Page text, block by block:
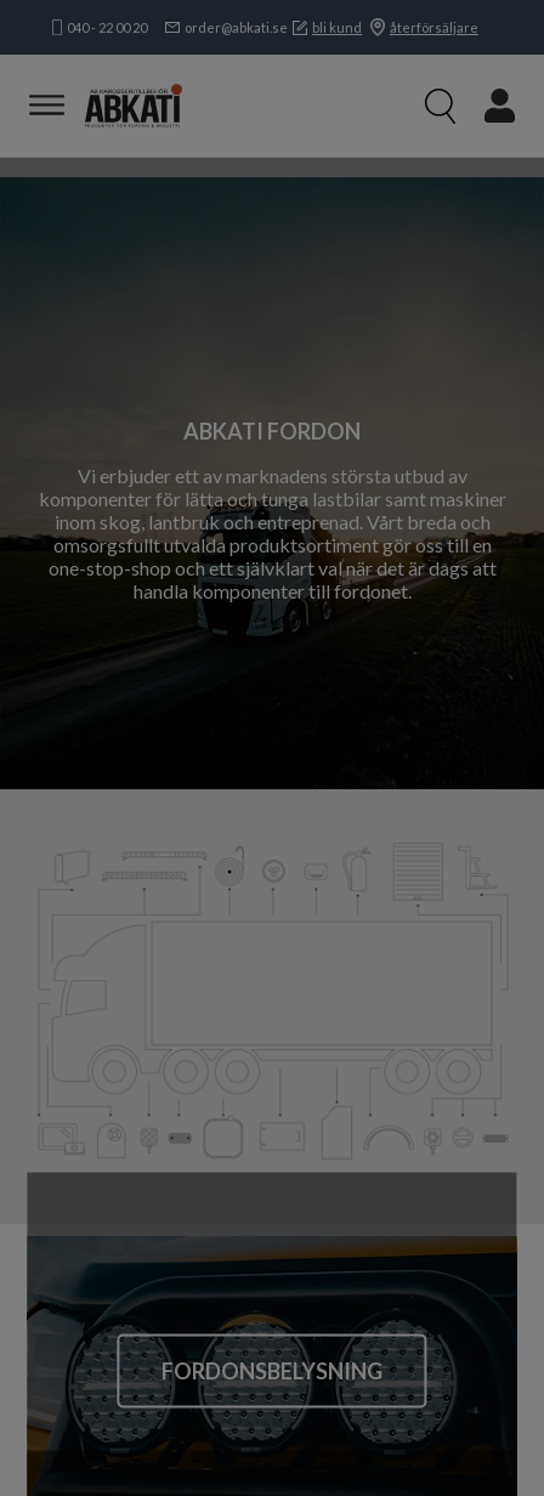
040 - 22 00 20 order@abkati.se bli kund återförsäljare
Produkter
Kampanjer
ABKATI FORDON
Vi erbjuder ett av marknadens största utbud av
komponenter för lätta och tunga lastbilar samt maskiner
inom skog, lantbruk och entreprenad. Vårt breda och
omsorgsfullt utvalda produktsortiment gör oss till en
one-stop-shop och ett självklart val när det är dags att
handla komponenter till fordonet.
FORDONSBELYSNING